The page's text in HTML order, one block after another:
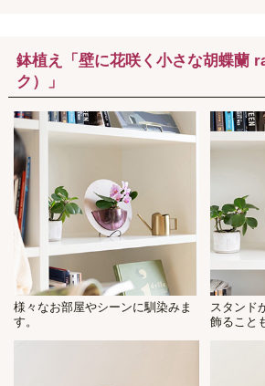
鉢植え「壁に花咲く小さな胡蝶蘭
ク）」
様々なお部屋やシーンに馴染みま
す。
スタンド
飾ること